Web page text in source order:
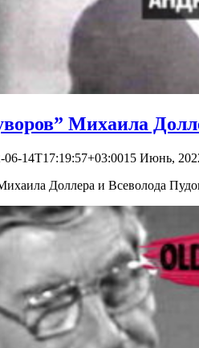
Михаила
06-14T17:19:57+03:0015 Июнь,
Доллера и Всеволода